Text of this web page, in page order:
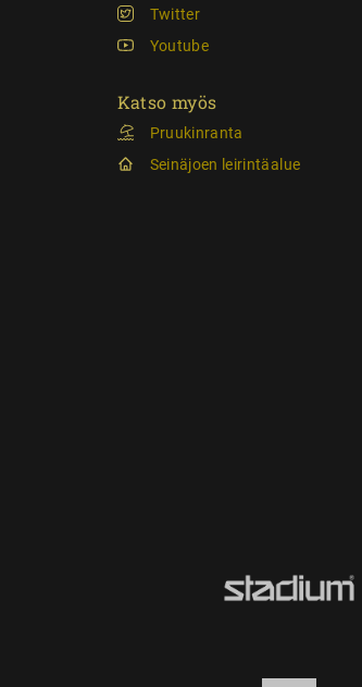
Twitter
Youtube
Katso myös
Pruukinranta
Seinäjoen leirintäalue